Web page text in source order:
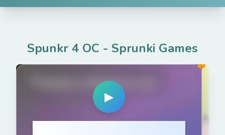
Spunkr 4 OC - Sprunki Games
PlaySprunkiGame.com
▶